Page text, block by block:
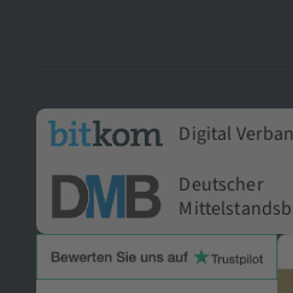
Digital
Deutscher